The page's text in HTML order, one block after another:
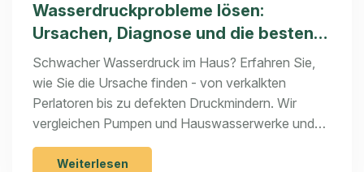
Wasserdruckprobleme lösen:
Ursachen, Diagnose und die besten
Lösungen
Schwacher Wasserdruck im Haus? Erfahren Sie,
wie Sie die Ursache finden - von verkalkten
Perlatoren bis zu defekten Druckmindern. Wir
vergleichen Pumpen und Hauswasserwerke und
zeigen Fördermöglichkeiten.
Weiterlesen